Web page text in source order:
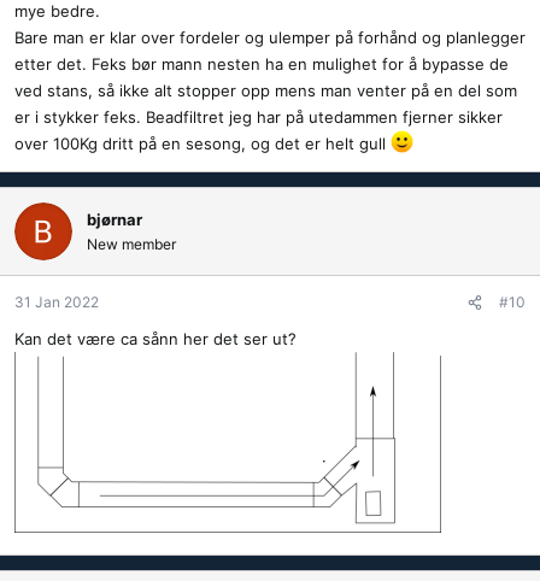
mye bedre.
Bare man er klar over fordeler og ulemper på forhånd og planlegger
etter det. Feks bør mann nesten ha en mulighet for å bypasse de
ved stans, så ikke alt stopper opp mens man venter på en del som
er i stykker feks. Beadfiltret jeg har på utedammen fjerner sikker
over 100Kg dritt på en sesong, og det er helt gull
bjørnar
New member
31 Jan 2022 #10
Kan det være ca sånn her det ser ut?